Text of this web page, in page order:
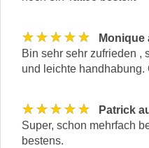
★★★★★
Monique
Bin sehr sehr zufrieden ,
und leichte handhabung.
★★★★★
Patrick
Super, schon mehrfach
bestens.